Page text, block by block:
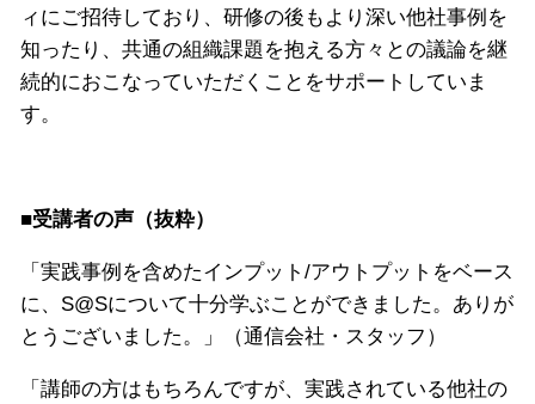
ィにご招待しており、研修の後もより深い他社事例を
知ったり、共通の組織課題を抱える方々との議論を継
続的におこなっていただくことをサポートしていま
す。
■受講者の声（抜粋）
「実践事例を含めたインプット/アウトプットをベース
に、S@Sについて十分学ぶことができました。ありが
とうございました。」（通信会社・スタッフ）
「講師の方はもちろんですが、実践されている他社の